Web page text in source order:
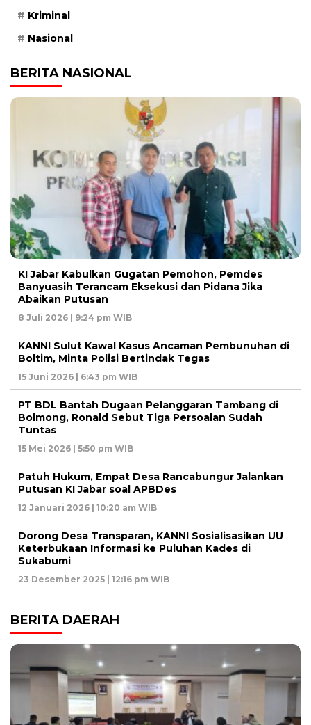
Kriminal
Nasional
BERITA NASIONAL
KI Jabar Kabulkan Gugatan Pemohon, Pemdes
Banyuasih Terancam Eksekusi dan Pidana Jika
Abaikan Putusan
8 Juli 2026 | 9:24 pm WIB
KANNI Sulut Kawal Kasus Ancaman Pembunuhan di
Boltim, Minta Polisi Bertindak Tegas
15 Juni 2026 | 6:43 pm WIB
PT BDL Bantah Dugaan Pelanggaran Tambang di
Bolmong, Ronald Sebut Tiga Persoalan Sudah
Tuntas
15 Mei 2026 | 5:50 pm WIB
Patuh Hukum, Empat Desa Rancabungur Jalankan
Putusan KI Jabar soal APBDes
12 Januari 2026 | 10:20 am WIB
Dorong Desa Transparan, KANNI Sosialisasikan UU
Keterbukaan Informasi ke Puluhan Kades di
Sukabumi
23 Desember 2025 | 12:16 pm WIB
BERITA DAERAH